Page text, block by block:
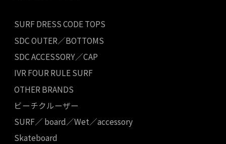
SURF DRESS CODE TOPS
SDC OUTER／BOTTOMS
SDC ACCESSORY／CAP
IVR FOUR RULE SURF
OTHER BRANDS
ビーチクルーザー
SURF／ board／Wet／accessory
Skateboard